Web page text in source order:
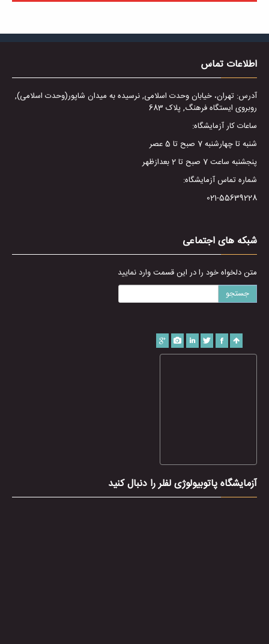
اطلاعات تماس
آدرس: تهران، خیابان وحدت اسلامی, نرسیده به میدان شاپور(وحدت اسلامی),
روبروی ایستگاه فرهنگ, پلاک 683
ساعات کار آزمایشگاه:
شنبه تا چهارشنبه 7 صبح تا 5 عصر
پنجشنبه ساعت 7 صبح تا 2 بعدازظهر
شماره تماس آزمایشگاه:
021-55639228
شبکه های اجتماعی
متن دلخواه خود را در این قسمت وارد نمایید
جستجو
آزمایشگاه پاتوبیولوژی لفلر را دنبال کنید